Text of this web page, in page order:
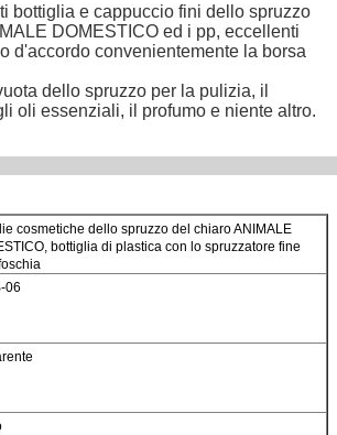
bottiglia e cappuccio fini dello spruzzo
DOMESTICO ed i pp, eccellenti
d'accordo convenientemente la borsa
dello spruzzo per la pulizia, il
oli essenziali, il profumo e niente altro.
cosmetiche dello spruzzo del chiaro ANIMALE
bottiglia di plastica con lo spruzzatore fine
06